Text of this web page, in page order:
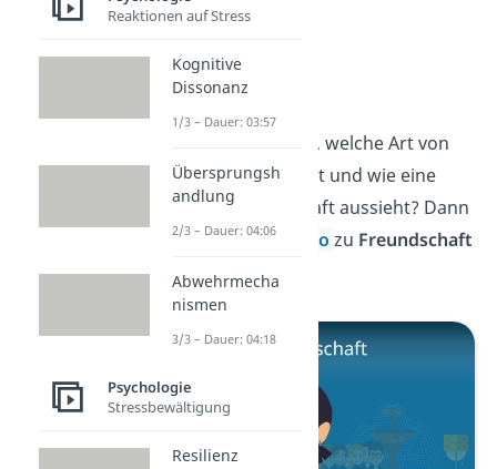
Freundschaft
Du möchtest wissen, welche Art von
Freundschaft du hast und wie eine
gesunde Freundschaft aussieht? Dann
schau dir unser
Video zu Freundschaft
an!
Reaktionen auf Stress
Kognitive
Dissonanz
1/3 – Dauer: 03:57
Übersprungsh
andlung
2/3 – Dauer: 04:06
Abwehrmecha
nismen
3/3 – Dauer: 04:18
Psychologie
Stressbewältigung
Resilienz